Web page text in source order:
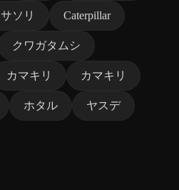
サソリ Caterpillar
クワガタムシ
カマキリ カマキリ
ホタル ヤスデ